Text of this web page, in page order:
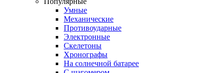
Умные
Механические
Противоударные
Электронные
Скелетоны
Хронографы
На солнечной батарее